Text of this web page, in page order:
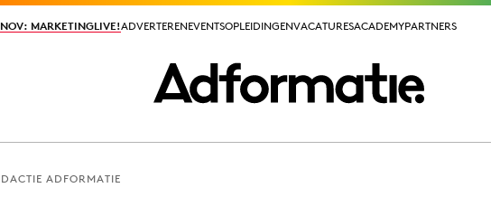
MARKETINGLIVE!ADVERTERENEVENTSOPLEIDINGENVACATURESACADEMYPARTNERS
MARKETINGLIVE!ADVERTERENEVENTSOPLEIDINGENVACATURESACADEMYPARTNERS
ADFORMATIE